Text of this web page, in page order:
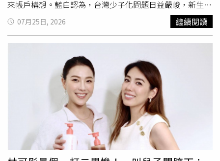
過父親真正放鬆休息。直到家中債務還清、經濟逐漸改善
後，父親才陸續購置房產，也替自己與母親換了兩、三百萬
元的新車。母親曾說，父親年輕時很喜歡車，但為了家庭，
只能放棄興趣，長年開著普通二手車，把所有心力放在養
到現在的生活，沒有經歷一家人過去共同熬過的低潮。事情
發生在日前一次假日約會。原PO發現男友情緒低落，詢問
後得知男友父親近日在公司遭主管言語羞辱，她聽了也相當
心疼，沒想到男友卻突然表示，非常羨慕她父母現在的生
活，認為雙方父母年紀相仿，自己的父親卻還要在職場受委
屈，而她的父母卻能過得輕鬆自在。原PO提醒男友，父親
也是歷經多年辛苦才有今天，但男友卻反問，如今她父親沒
有人敢欺負、生活過得很好，自己的父親同樣努力工作，卻
仍開著已使用十多年的Honda HR-V，母親也必須兼顧工作
來帳戶構想。藍白認為，台灣少子化問題日益嚴峻，新生兒
人數持續下滑，因此主張由政府建立兒少專屬帳戶制度，透
過政府定期撥補及民間共同參與，協助孩子累積成年後可運
用的資產，並鼓勵青年投入升學、職涯發展或創業。法案送
擬具「台灣兒童及少年投資儲蓄帳戶條例草案」。不過各黨
版本未能取得共識，歷經委員會審查及黨團協商後仍未達成
一致，最終由藍白憑藉席次優勢，在院會依國民黨團、民眾
黨團所提再修正動議表決通過三讀。三讀條文明定，未滿18
歲、設有戶籍並符合居住規定的中華民國國民，均可設立
「台灣未來帳戶」及「兒少成長津貼專戶」。其中，未來帳
戶於開戶首年由政府撥入6萬元啟動金，自7歲起至18歲前
每年再撥補3萬元，18歲前原則不得提領，並由勞動部勞動
基金運用局受託管理，收益不得低於銀行2年期定期存款利
07月25日, 2026 繼續閱讀